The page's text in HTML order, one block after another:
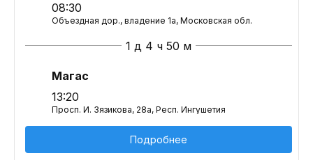
08:30
Объездная дор., владение 1а, Московская обл.
1 д 4 ч 50 м
Магас
13:20
Просп. И. Зязикова, 28а, Респ. Ингушетия
Подробнее